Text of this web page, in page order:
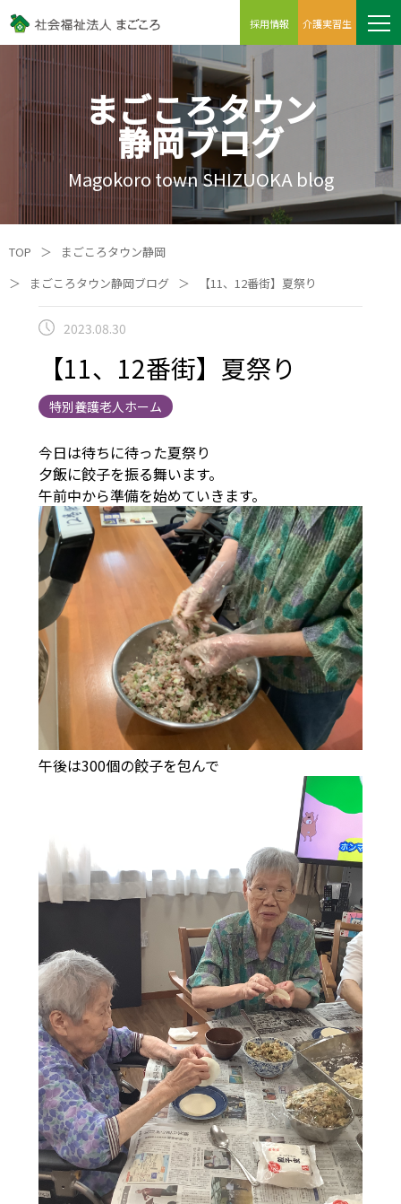
採用情報 介護実習生
まごころタウン
静岡ブログ
Magokoro town SHIZUOKA blog
TOP ＞
まごころタウン静岡
＞
まごころタウン静岡ブログ ＞ 【11、12番街】夏祭り
2023.08.30
【11、12番街】夏祭り
特別養護老人ホーム
今日は待ちに待った夏祭り
夕飯に餃子を振る舞います。
午前中から準備を始めていきます。
午後は300個の餃子を包んで